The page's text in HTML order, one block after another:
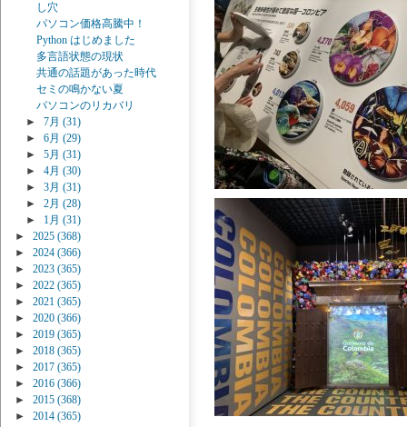
し穴
パソコン価格高騰中！
Python はじめました
多言語状態の現状
共通の話題があった時代
セミの鳴かない夏
パソコンのリカバリ
►
7月 (31)
►
6月 (29)
►
5月 (31)
►
4月 (30)
►
3月 (31)
►
2月 (28)
►
1月 (31)
►
2025 (368)
►
2024 (366)
►
2023 (365)
►
2022 (365)
►
2021 (365)
►
2020 (366)
►
2019 (365)
►
2018 (365)
►
2017 (365)
►
2016 (366)
►
2015 (368)
►
2014 (365)